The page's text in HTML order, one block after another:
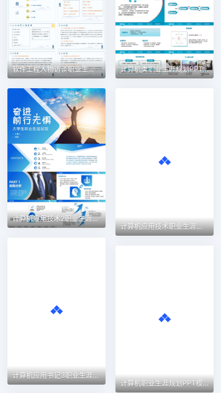
软件工程人物访谈职业生涯规划PPT模板 计算机类职业生涯规划PPT模板
计算机应用技术2职业生涯规划PPT模板
计算机应用书记3职业生涯规划PPT模板